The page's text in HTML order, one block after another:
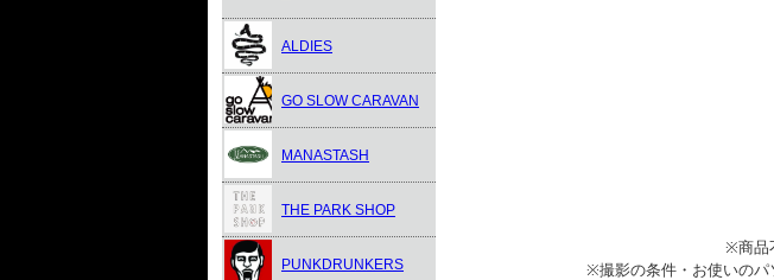
※商品
※撮影の条件・お使いのパ
ALDIES
GO SLOW CARAVAN
MANASTASH
THE PARK SHOP
PUNKDRUNKERS